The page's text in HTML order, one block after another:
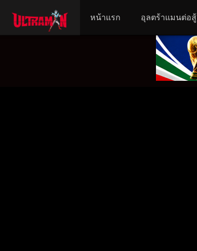
หน้าแรก อุลตร้าแมนต่อสู้